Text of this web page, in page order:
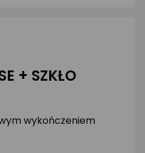
+ SZKŁO
wykończeniem